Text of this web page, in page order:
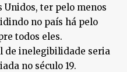
Unidos, ter pelo menos
no país há pelo
todos eles.
de inelegibilidade seria
no século 19.